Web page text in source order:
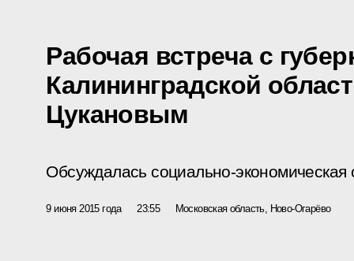
Рабочая встреча с
Калининградской
Цукановым
Обсуждалась социально-экономическая
9 июня 2015 года 23:55 Московская область, Ново-Огарёво